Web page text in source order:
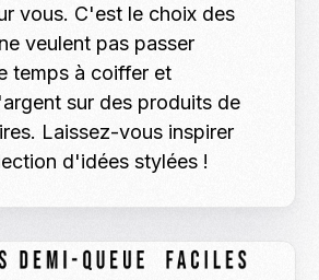
vous. C'est le choix des
veulent pas passer
temps à coiffer et
sur des produits de
Laissez-vous inspirer
d'idées stylées !